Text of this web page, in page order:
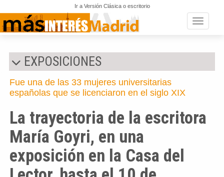
Ir a Versión Clásica o escritorio
Toggle
EXPOSICIONES
Fue una de las 33 mujeres universitarias
españolas que se licenciaron en el siglo XIX
La trayectoria de la escritora
María Goyri, en una
exposición en la Casa del